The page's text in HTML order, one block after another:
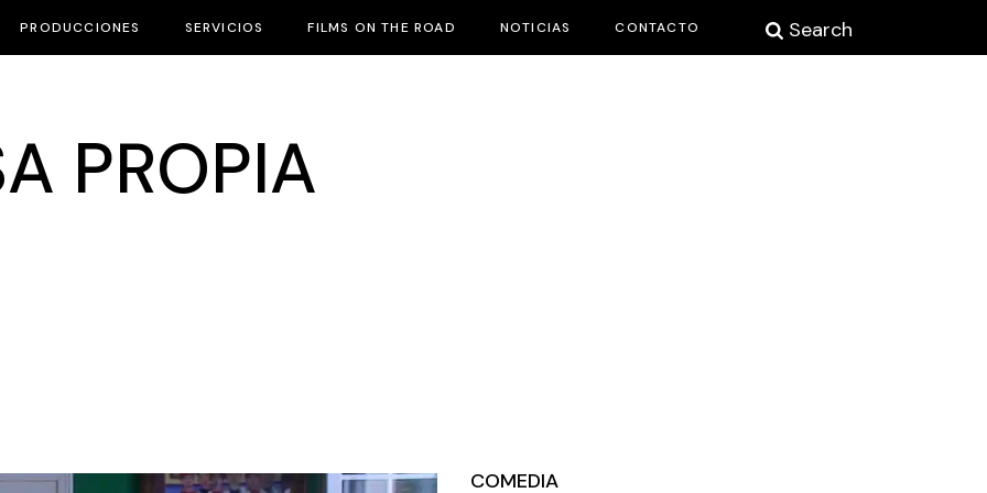
PRODUCCIONES SERVICIOS FILMS ON THE ROAD NOTICIAS CONTACTO Search
PROPIA
COMEDIA